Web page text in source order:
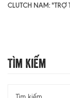
CLUTCH NAM:
Tìm Kiếm